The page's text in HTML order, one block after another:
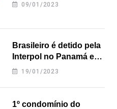
oficialmente como fruto
09/01/2023
Brasileiro é detido pela
Interpol no Panamá e
pode pegar prisão
19/01/2023
1º condomínio do